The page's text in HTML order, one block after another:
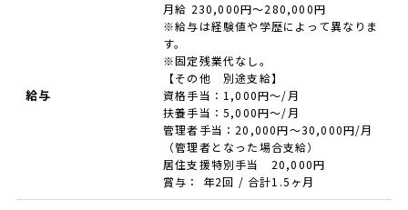
給与
月給 230,000円～280,000円
※給与は経験値や学歴によって異なりま
す。
※固定残業代なし。
【その他 別途支給】
資格手当：1,000円～/月
扶養手当：5,000円～/月
管理者手当：20,000円～30,000円/月
（管理者となった場合支給）
居住支援特別手当 20,000円
賞与： 年2回 / 合計1.5ヶ月